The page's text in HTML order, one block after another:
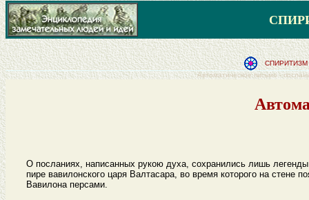
СПИРИТИЗМ
Автоматическое письмо -
О посланиях, написанных рукою духа, сохранились лишь
пире вавилонского царя Валтасара, во время которого на
Вавилона персами.